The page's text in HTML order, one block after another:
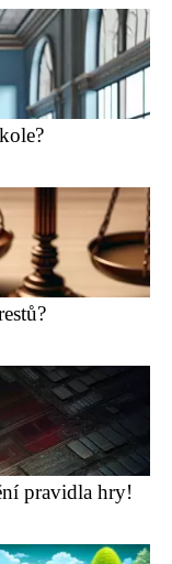
pravidla hry!